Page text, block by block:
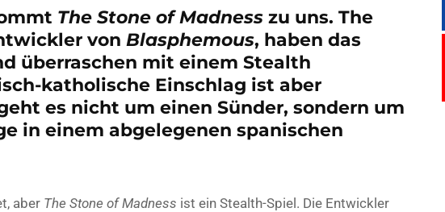
The Stone of Madness zu uns. The
von Blasphemous, haben das
überraschen mit einem Stealth
katholische Einschlag ist aber
es nicht um einen Sünder, sondern um
in einem abgelegenen spanischen
aber The Stone of Madness ist ein Stealth-Spiel. Die Entwickler